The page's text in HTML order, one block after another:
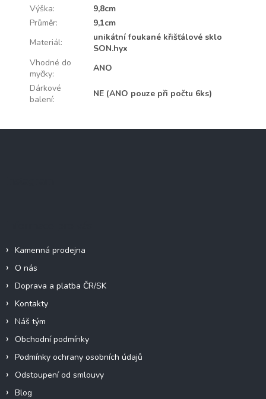
Výška:
9,8cm
Průměr:
9,1cm
Materiál:
unikátní foukané křišťálové sklo
SON.hyx
Vhodné do
myčky:
ANO
Dárkové
balení:
NE (ANO pouze při počtu 6ks)
Z
Kamenná prodejna
O nás
Doprava a platba ČR/SK
Kontakty
Náš tým
Obchodní podmínky
Podmínky ochrany osobních údajů
Odstoupení od smlouvy
Blog